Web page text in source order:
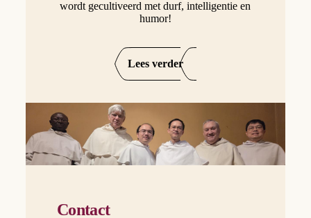
wordt gecultiveerd met durf, intelligentie en
humor!
Lees verder
Contact